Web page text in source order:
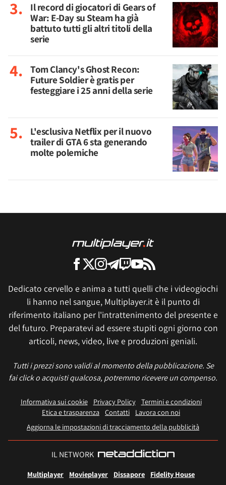
Il record di giocatori di Gears of
War: E-Day su Steam ha già
battuto tutti gli altri titoli della
serie
Tom Clancy's Ghost Recon:
Future Soldier è gratis per
festeggiare i 25 anni della serie
L'esclusiva Netflix per il nuovo
trailer di GTA 6 sta generando
molte polemiche
Dedicato cervello e anima a tutti quelli che i videogiochi
li hanno nel sangue, Multiplayer.it è il punto di
riferimento italiano per l'intrattenimento del presente e
del futuro. Preparatevi ad essere stupiti ogni giorno con
articoli, news, video, live e produzioni geniali.
Tutti i prezzi sono validi al momento della pubblicazione. Se
fai click o acquisti qualcosa, potremmo ricevere un compenso.
Informativa sui cookie Privacy Policy
Termini e condizioni
Etica e trasparenza Contatti
Lavora con noi
Aggiorna le impostazioni di tracciamento della pubblicità
IL NETWORK
Multiplayer Movieplayer Dissapore
Fidelity House